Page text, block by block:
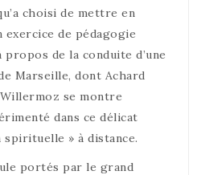
choisi de mettre en
exercice de pédagogie
de la conduite d’une
Marseille, dont Achard
se montre
dans ce délicat
» à distance.
portés par le grand